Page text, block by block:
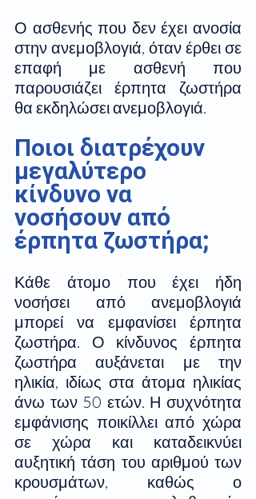
Ο ασθενής που δεν έχει ανοσία
στην ανεμοβλογιά, όταν έρθει σε
επαφή με ασθενή που
παρουσιάζει έρπητα ζωστήρα
θα εκδηλώσει ανεμοβλογιά.
Ποιοι διατρέχουν
μεγαλύτερο
κίνδυνο να
νοσήσουν από
έρπητα ζωστήρα;
Κάθε άτομο που έχει ήδη
νοσήσει από ανεμοβλογιά
μπορεί να εμφανίσει έρπητα
ζωστήρα. Ο κίνδυνος έρπητα
ζωστήρα αυξάνεται με την
ηλικία, ιδίως στα άτομα ηλικίας
άνω των 50 ετών. Η συχνότητα
εμφάνισης ποικίλλει από χώρα
σε χώρα και καταδεικνύει
αυξητική τάση του αριθμού των
κρουσμάτων, καθώς ο